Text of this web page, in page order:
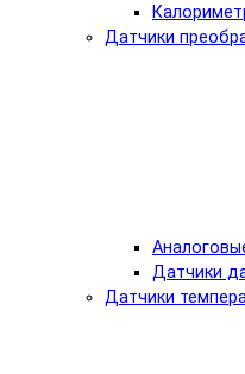
Датчики
Датчики
Датчики